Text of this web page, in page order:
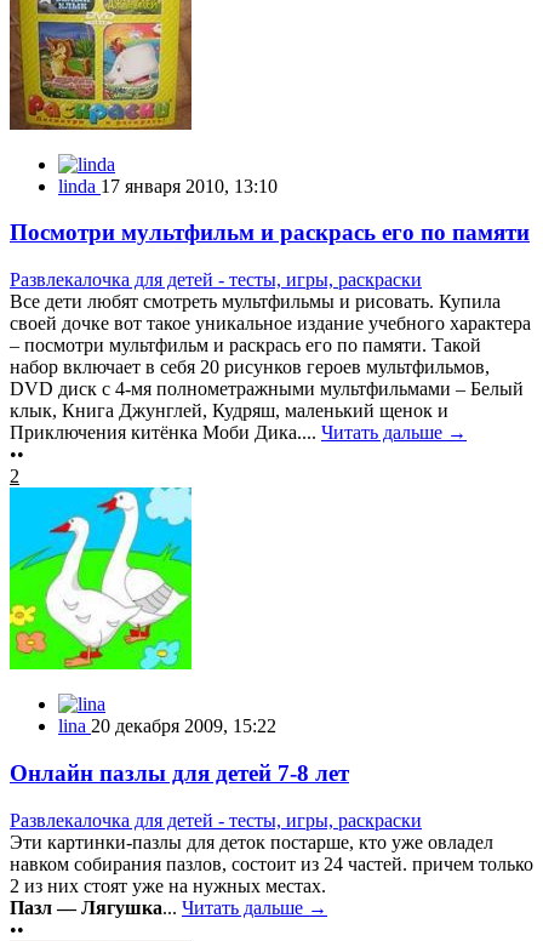
linda 17 января 2010, 13:10
Посмотри мультфильм и раскрась его по памяти
Развлекалочка для детей - тесты, игры, раскраски
Все дети любят смотреть мультфильмы и рисовать. Купила
своей дочке вот такое уникальное издание учебного характера
– посмотри мультфильм и раскрась его по памяти. Такой
набор включает в себя 20 рисунков героев мультфильмов,
DVD диск с 4-мя полнометражными мультфильмами – Белый
клык, Книга Джунглей, Кудряш, маленький щенок и
Приключения китёнка Моби Дика.... Читать дальше →
••
2
lina 20 декабря 2009, 15:22
Онлайн пазлы для детей 7-8 лет
Развлекалочка для детей - тесты, игры, раскраски
Эти картинки-пазлы для деток постарше, кто уже овладел
навком собирания пазлов, состоит из 24 частей. причем только
2 из них стоят уже на нужных местах.
Пазл — Лягушка... Читать дальше →
••